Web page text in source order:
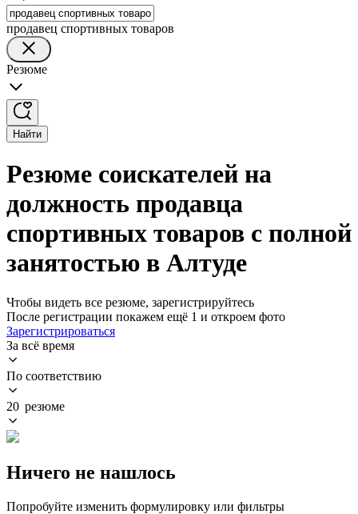
продавец спортивных товаров
Резюме
Найти
Резюме соискателей на
должность продавца
спортивных товаров с полной
занятостью в Алтуде
Чтобы видеть все резюме, зарегистрируйтесь
После регистрации покажем ещё 1 и откроем фото
Зарегистрироваться
За всё время
По соответствию
20 резюме
Ничего не нашлось
Попробуйте изменить формулировку или фильтры